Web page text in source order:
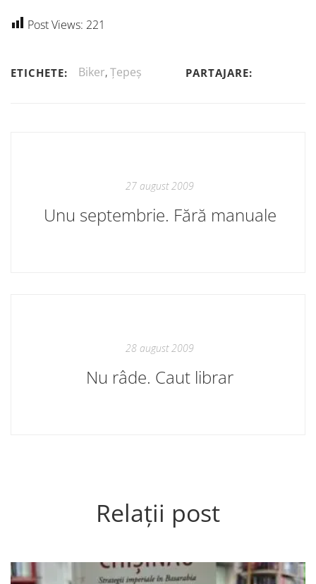
Post Views: 221
ETICHETE: Biker,Țepeș PARTAJARE:
27 august 2009
Unu septembrie. Fără manuale
28 august 2009
Nu râde. Caut librar
Relații post